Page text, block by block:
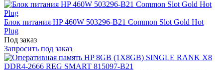
Блок питания HP 460W 503296-B21 Common Slot Gold Hot
Plug
Под заказ
Запросить под заказ